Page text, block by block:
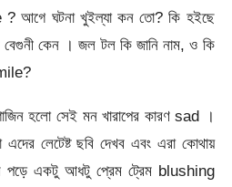
? আগে ঘটনা খুইল্যা কন তো? কি হইছে
বেগুনী কেন । জল টল কি জানি নাম, ও কি
হলো সেই মন খারাপের কারণ sad ।
এদের লেটেষ্ট ছবি দেখব এবং এরা কোথায়
পড়ে একটু আধটু প্রেম ট্রেম blushing